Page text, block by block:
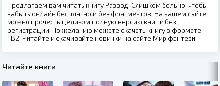
Предлагаем вам читать книгу Развод. Слишком больно, чтобы
забыть онлайн бесплатно и без фрагментов. На нашем сайте
можно прочесть целиком полную версию книг и без
регистрации. По желанию можете скачать книгу в формате
FB2. Читайте и скачивайте новинки на сайте Мир фэнтези.
Читайте книги